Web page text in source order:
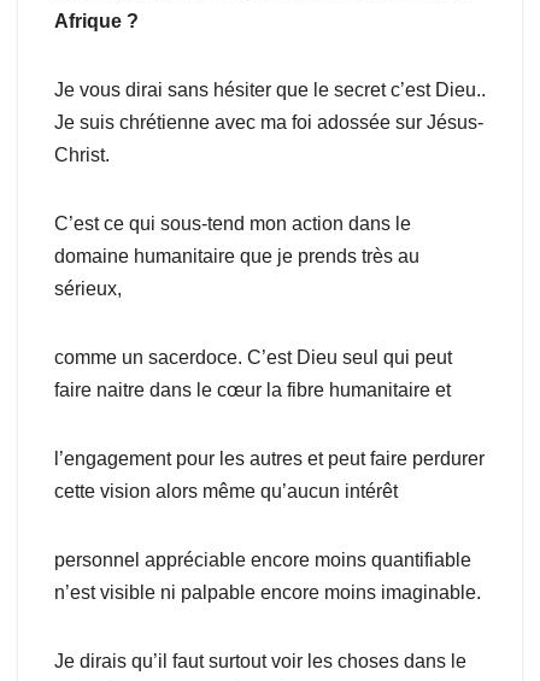
Afrique ?
Je vous dirai sans hésiter que le secret c’est Dieu..
Je suis chrétienne avec ma foi adossée sur Jésus-
Christ.
C’est ce qui sous-tend mon action dans le
domaine humanitaire que je prends très au
sérieux,
comme un sacerdoce. C’est Dieu seul qui peut
faire naitre dans le cœur la fibre humanitaire et
l’engagement pour les autres et peut faire perdurer
cette vision alors même qu’aucun intérêt
personnel appréciable encore moins quantifiable
n’est visible ni palpable encore moins imaginable.
Je dirais qu’il faut surtout voir les choses dans le